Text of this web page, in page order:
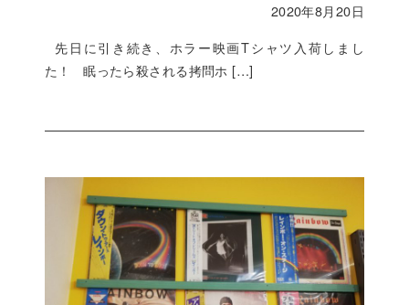
2020年8月20日
先日に引き続き、ホラー映画Tシャツ入荷しまし
た！ 眠ったら殺される拷問ホ […]